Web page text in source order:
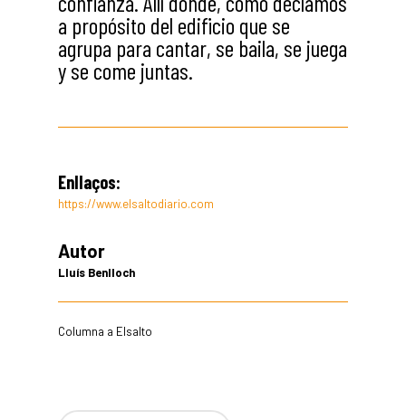
a propósito del edificio que se
agrupa para cantar, se baila, se juega
y se come juntas.
Enllaços:
https://www.elsaltodiario.com
Autor
Lluís Benlloch
Columna a Elsalto